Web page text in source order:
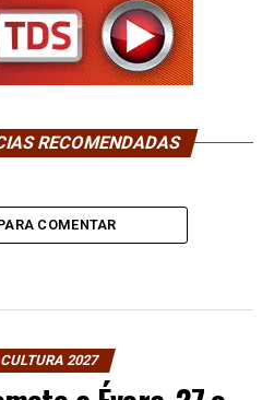
RECOMENDADAS
COMENTAR
2027